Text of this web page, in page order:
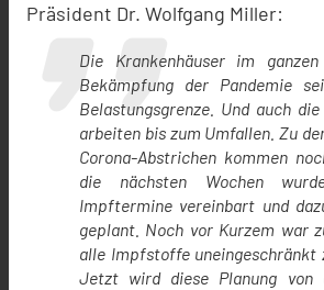
Präsident Dr. Wolfgang Miller:
Die Krankenhäuser im
Bekämpfung der Pandemie
Belastungsgrenze. Und auch
arbeiten bis zum Umfallen. Zu
Corona-Abstrichen kommen
die nächsten Wochen
Impftermine vereinbart und
geplant. Noch vor Kurzem war
alle Impfstoffe uneingeschränkt
Jetzt wird diese Planung